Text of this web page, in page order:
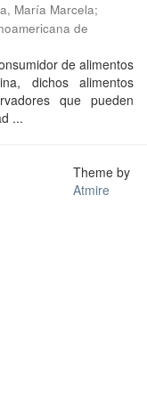
María Marcela;
de
de alimentos
dichos alimentos
que pueden
...
Theme by
Atmire